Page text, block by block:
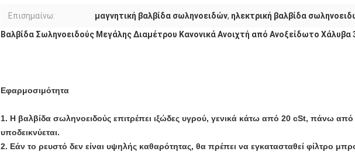
Επισημαίνω: μαγνητική βαλβίδα σωληνοειδών, ηλεκτρική βαλβίδα
Βαλβίδα Σωληνοειδούς Μεγάλης Διαμέτρου Κανονικά Ανοιχτή από Ανοξείδωτο Χάλυβα
Εφαρμοσιμότητα
1. Η βαλβίδα σωληνοειδούς επιτρέπει ιξώδες υγρού, γενικά κάτω από 20 cSt, πάνω
υποδεικνύεται.
2. Εάν το ρευστό δεν είναι υψηλής καθαρότητας, θα πρέπει να εγκατασταθεί φίλτρο